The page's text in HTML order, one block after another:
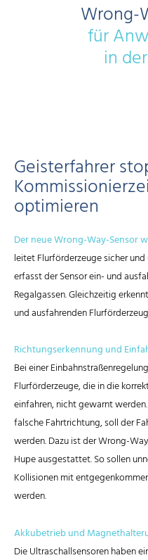
Wrong-
für
in
Geisterfahrer
optimieren
Der neue Wrong-Way-Sensor
leitet Flurförderzeuge sicher
erfasst der Sensor ein- und
Regalgassen. Gleichzeitig
und ausfahrenden
Richtungserkennung und
Bei einer
Flurförderzeuge, die in die
einfahren, nicht gewarnt
falsche Fahrtrichtung, soll der
werden. Dazu ist der Wrong-
Hupe ausgestattet. So sollen
Kollisionen mit
werden.
Akkubetrieb und
Die Ultraschallsensoren haben